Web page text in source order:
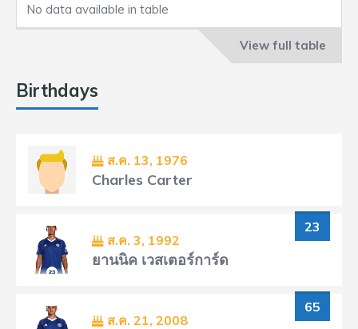
No data available in table
View full table
Birthdays
ส.ค. 13, 1976
Charles Carter
23
ส.ค. 3, 1992
ยานนิค เวสเตอร์การ์ด
65
ส.ค. 21, 2008